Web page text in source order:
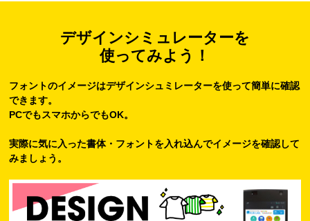
デザインシミュレーターを
使ってみよう！
フォントのイメージはデザインシュミレーターを使って簡単に確認
できます。
PCでもスマホからでもOK。
実際に気に入った書体・フォントを入れ込んでイメージを確認して
みましょう。